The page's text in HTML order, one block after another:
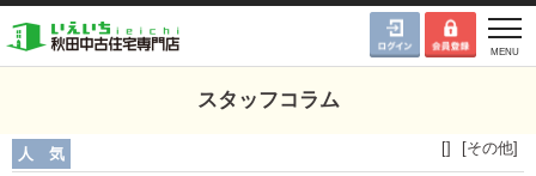
スタッフコラム
人 気 [] [その他]